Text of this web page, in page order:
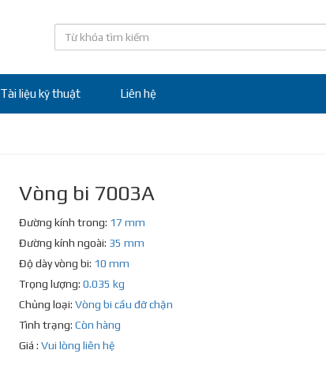
Tài liệu kỹ thuật Liên hệ
Vòng bi 7003A
Đường kính trong: 17 mm
Đường kính ngoài: 35 mm
Độ dày vòng bi: 10 mm
Trọng lượng: 0.035 kg
Chủng loại: Vòng bi cầu đỡ chặn
Tình trạng: Còn hàng
Giá : Vui lòng liên hệ